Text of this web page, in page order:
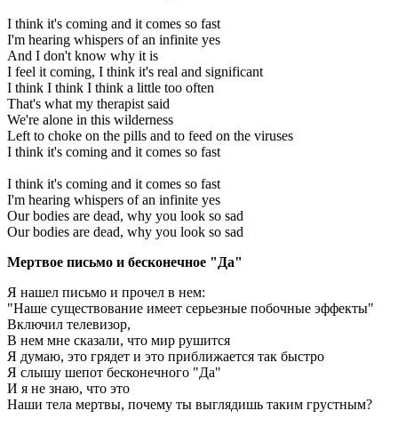
I think it's coming and it comes so fast
I'm hearing whispers of an infinite yes
And I don't know why it is
I feel it coming, I think it's real and significant
I think I think I think a little too often
That's what my therapist said
We're alone in this wilderness
Left to choke on the pills and to feed on the viruses
I think it's coming and it comes so fast
I think it's coming and it comes so fast
I'm hearing whispers of an infinite yes
Our bodies are dead, why you look so sad
Our bodies are dead, why you look so sad
Мертвое письмо и бесконечное "Да"
Я нашел письмо и прочел в нем:
"Наше существование имеет серьезные побочные эффекты"
Включил телевизор,
В нем мне сказали, что мир рушится
Я думаю, это грядет и это приближается так быстро
Я слышу шепот бесконечного "Да"
И я не знаю, что это
Наши тела мертвы, почему ты выглядишь таким грустным?